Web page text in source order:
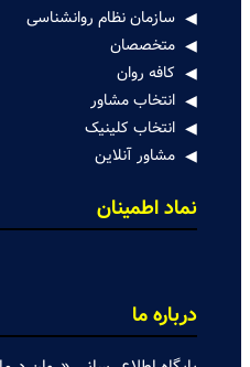
سازمان نظام روانشناسی
متخصصان
کافه روان
انتخاب مشاور
انتخاب کلینیک
مشاور آنلاین
نماد اطمینان
درباره ما